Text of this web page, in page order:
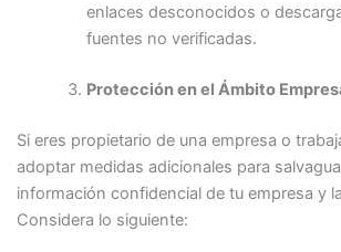
enlaces desconocidos o
fuentes no verificadas.
Protección en el Ámbito
Si eres propietario de una empresa o
adoptar medidas adicionales para
información confidencial de tu empresa y
Considera lo siguiente: